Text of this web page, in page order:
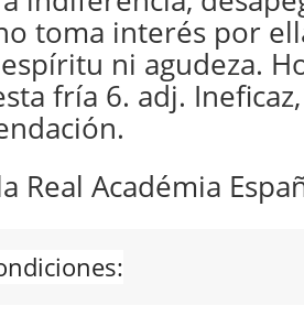
toma interés por
ni agudeza.
fría 6. adj.
Real Académia